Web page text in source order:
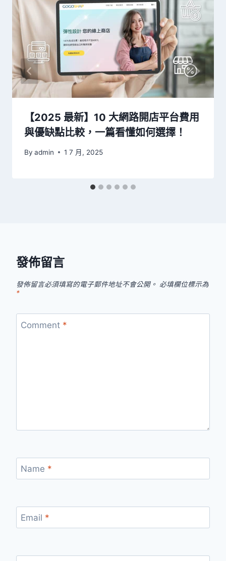
【2025 最新】10 大網路開店平台費用
與優缺點比較，一篇看懂如何選擇！
By admin 1 7 月, 2025
發佈留言
發佈留言必須填寫的電子郵件地址不會公開。 必填欄位標示為
*
Comment *
Name *
Email *